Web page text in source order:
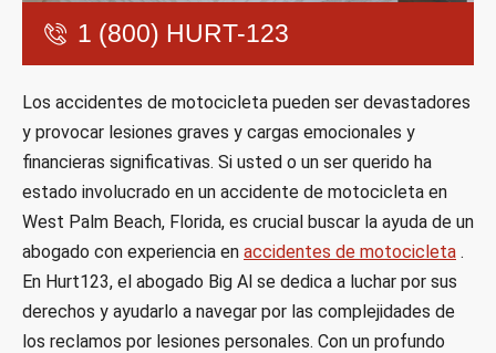
1 (800) HURT-123
Los accidentes de motocicleta pueden ser devastadores
y provocar lesiones graves y cargas emocionales y
financieras significativas. Si usted o un ser querido ha
estado involucrado en un accidente de motocicleta en
West Palm Beach, Florida, es crucial buscar la ayuda de un
abogado con experiencia en accidentes de motocicleta .
En Hurt123, el abogado Big Al se dedica a luchar por sus
derechos y ayudarlo a navegar por las complejidades de
los reclamos por lesiones personales. Con un profundo